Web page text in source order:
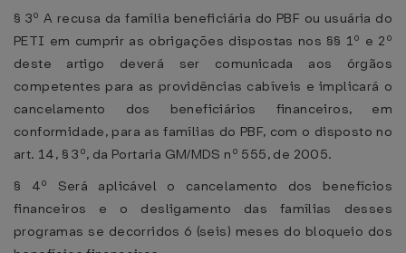
§ 3º A recusa da família beneficiária do PBF ou usuária do
PETI em cumprir as obrigações dispostas nos §§ 1º e 2º
deste artigo deverá ser comunicada aos órgãos
competentes para as providências cabíveis e implicará o
cancelamento dos beneficiários financeiros, em
conformidade, para as famílias do PBF, com o disposto no
art. 14, § 3º, da Portaria GM/MDS nº 555, de 2005.
§ 4º Será aplicável o cancelamento dos benefícios
financeiros e o desligamento das famílias desses
programas se decorridos 6 (seis) meses do bloqueio dos